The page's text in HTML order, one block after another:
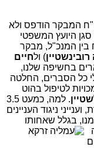
המבקר הודפס ולא
היועץ המשפטי
ב- 6.3.12), ויכוח בין המנכ"ל, מבקר
רובינשטיין) ולחיים
בחשיפה שלנו,
כל הסברים, החלטה
הסמכויות לטיפול בהוט
. למה, כמעט 3.5
ניגוד העניינים
בגלל שאחותו